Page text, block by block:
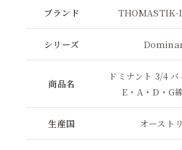
ブランド THOMASTIK-
シリーズ
商品名
ドミナント 3/4
E・A・D・G
生産国 オースト